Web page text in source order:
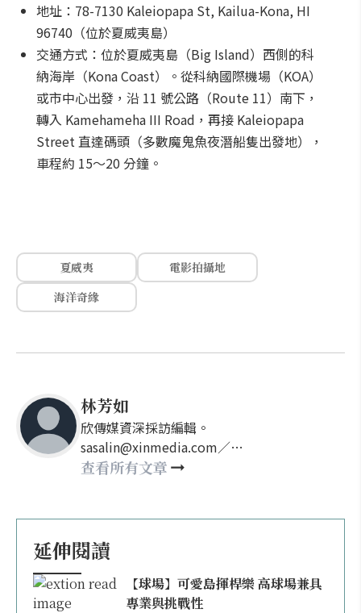
地址：78-7130 Kaleiopapa St, Kailua-Kona, HI
96740（位於夏威夷島）
交通方式：位於夏威夷島（Big Island）西側的科
納海岸（Kona Coast）。從科納國際機場（KOA）
或市中心出發，沿 11 號公路（Route 11）南下，
轉入 Kamehameha III Road，再接 Kaleiopapa
Street 直達碼頭（多數魔鬼魚夜潛船隻出發地），
車程約 15～20 分鐘。
夏威夷
電影拍攝地
海洋奇緣
林芳如
欣傳媒資深採訪編輯。
sasalin@xinmedia.com／
happy21917@gmail.com
查看所有文章
延伸閱讀
【球場】可愛島揮桿樂 高球場兼具
專業與挑戰性